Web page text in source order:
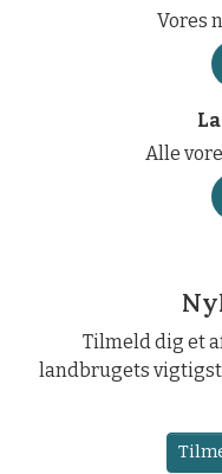
Vores
Alle
Tilmeld dig et
landbrugets